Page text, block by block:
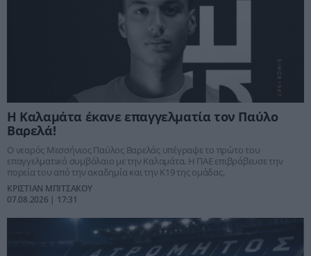
Η Καλαμάτα έκανε επαγγελματία τον Παύλο
Βαρελά!
Ο νεαρός Μεσσήνιος Παύλος Βαρελάς υπέγραψε το πρώτο του
επαγγελματικό συμβόλαιο με την Καλαμάτα. Η ΠΑΕ επιβράβευσε την
πορεία του από την ακαδημία και την Κ19 της ομάδας.
ΚΡΙΣΤΙΑΝ ΜΠΙΤΣΑΚΟΥ
07.08.2026 | 17:31